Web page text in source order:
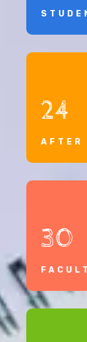
24
AFTER
30